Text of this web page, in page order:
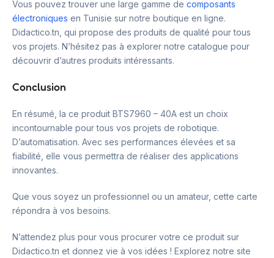
Vous pouvez trouver une large gamme de composants
électroniques en Tunisie sur notre boutique en ligne.
Didactico.tn, qui propose des produits de qualité pour tous
vos projets. N’hésitez pas à explorer notre catalogue pour
découvrir d’autres produits intéressants.
Conclusion
En résumé, la ce produit BTS7960 – 40A est un choix
incontournable pour tous vos projets de robotique.
D’automatisation. Avec ses performances élevées et sa
fiabilité, elle vous permettra de réaliser des applications
innovantes.
Que vous soyez un professionnel ou un amateur, cette carte
répondra à vos besoins.
N’attendez plus pour vous procurer votre ce produit sur
Didactico.tn et donnez vie à vos idées ! Explorez notre site